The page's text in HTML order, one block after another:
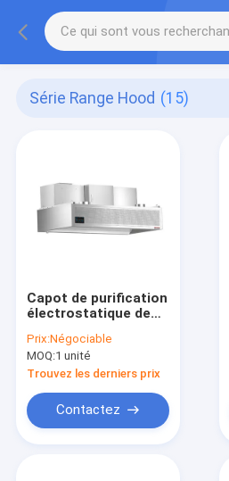
Série Range Hood (15)
Capot de purification
électrostatique de
(avec ventilateur de
2400 mm de
longueur)
Prix:Négociable
MOQ:1 unité
Trouvez les derniers prix
Contactez